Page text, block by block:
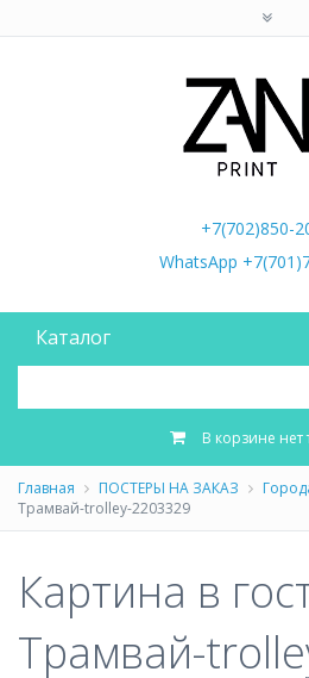
+7(702)850-
WhatsApp
Каталог
В корзине нет
Главная ПОСТЕРЫ НА ЗАКАЗ
Трамвай-trolley-2203329
Картина в
Трамвай-